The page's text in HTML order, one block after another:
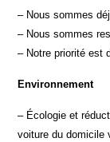
– Nous sommes
– Nous sommes
– Notre priorité est
Environnement
– Écologie et
voiture du domicile